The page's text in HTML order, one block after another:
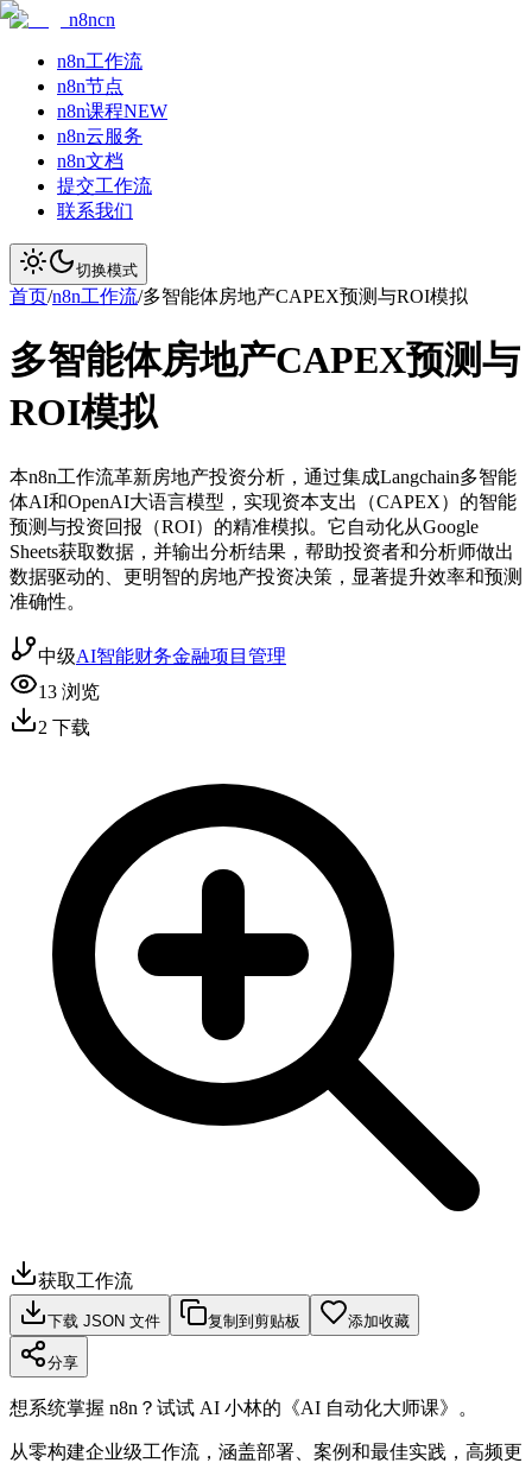
n8ncn
n8n工作流
n8n节点
n8n课程NEW
n8n云服务
n8n文档
提交工作流
联系我们
切换模式
首页/n8n工作流/多智能体房地产CAPEX预测与ROI模拟
多智能体房地产CAPEX预测与
ROI模拟
本n8n工作流革新房地产投资分析，通过集成Langchain多智能
体AI和OpenAI大语言模型，实现资本支出（CAPEX）的智能
预测与投资回报（ROI）的精准模拟。它自动化从Google
Sheets获取数据，并输出分析结果，帮助投资者和分析师做出
数据驱动的、更明智的房地产投资决策，显著提升效率和预测
准确性。
中级AI智能财务金融项目管理
13 浏览
2 下载
获取工作流
下载 JSON 文件 复制到剪贴板 添加收藏
分享
想系统掌握 n8n？试试 AI 小林的《AI 自动化大师课》。
从零构建企业级工作流，涵盖部署、案例和最佳实践，高频更